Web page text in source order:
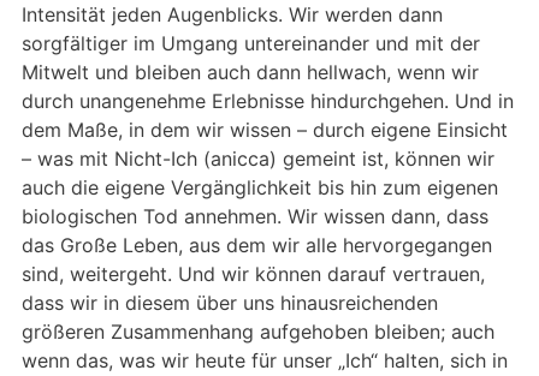
Intensität jeden Augenblicks. Wir werden dann
sorgfältiger im Umgang untereinander und mit der
Mitwelt und bleiben auch dann hellwach, wenn wir
durch unangenehme Erlebnisse hindurchgehen. Und in
dem Maße, in dem wir wissen – durch eigene Einsicht
– was mit Nicht-Ich (anicca) gemeint ist, können wir
auch die eigene Vergänglichkeit bis hin zum eigenen
biologischen Tod annehmen. Wir wissen dann, dass
das Große Leben, aus dem wir alle hervorgegangen
sind, weitergeht. Und wir können darauf vertrauen,
dass wir in diesem über uns hinausreichenden
größeren Zusammenhang aufgehoben bleiben; auch
wenn das, was wir heute für unser „Ich“ halten, sich in